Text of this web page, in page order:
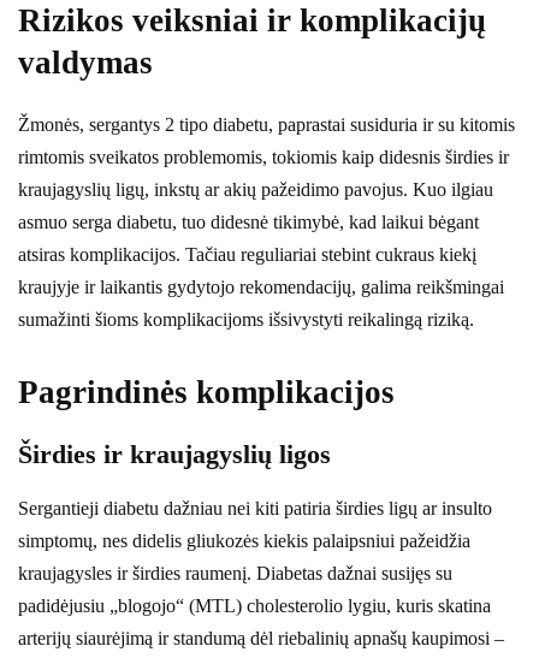
Rizikos veiksniai ir komplikacijų
valdymas
Žmonės, sergantys 2 tipo diabetu, paprastai susiduria ir su kitomis
rimtomis sveikatos problemomis, tokiomis kaip didesnis širdies ir
kraujagyslių ligų, inkstų ar akių pažeidimo pavojus. Kuo ilgiau
asmuo serga diabetu, tuo didesnė tikimybė, kad laikui bėgant
atsiras komplikacijos. Tačiau reguliariai stebint cukraus kiekį
kraujyje ir laikantis gydytojo rekomendacijų, galima reikšmingai
sumažinti šioms komplikacijoms išsivystyti reikalingą riziką.
Pagrindinės komplikacijos
Širdies ir kraujagyslių ligos
Sergantieji diabetu dažniau nei kiti patiria širdies ligų ar insulto
simptomų, nes didelis gliukozės kiekis palaipsniui pažeidžia
kraujagysles ir širdies raumenį. Diabetas dažnai susijęs su
padidėjusiu „blogojo“ (MTL) cholesterolio lygiu, kuris skatina
arterijų siaurėjimą ir standumą dėl riebalinių apnašų kaupimosi –